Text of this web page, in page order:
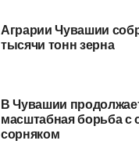
Аграрии Чувашии
тысячи тонн зерна
В Чувашии
масштабная борьба с
сорняком